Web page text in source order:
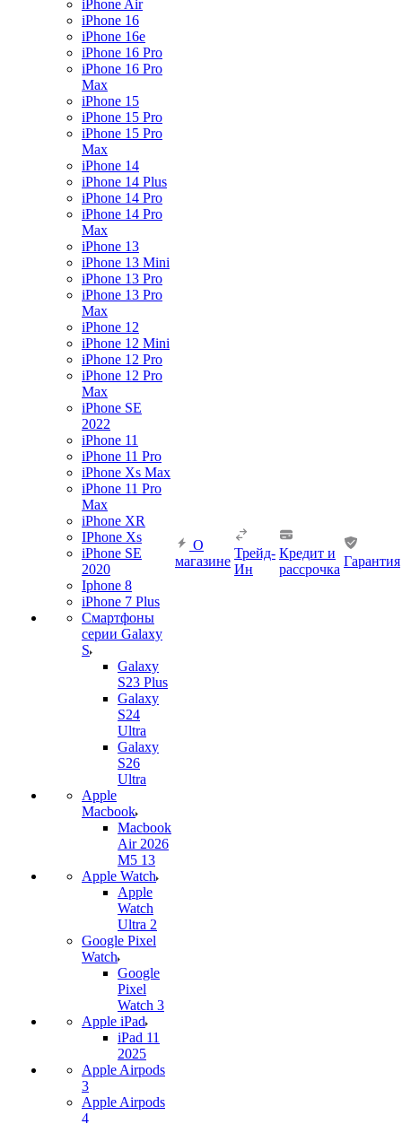
iPhone Air
iPhone 16
iPhone 16e
iPhone 16 Pro
iPhone 16 Pro
Max
iPhone 15
iPhone 15 Pro
iPhone 15 Pro
Max
iPhone 14
iPhone 14 Plus
iPhone 14 Pro
iPhone 14 Pro
Max
iPhone 13
iPhone 13 Mini
iPhone 13 Pro
iPhone 13 Pro
Max
iPhone 12
iPhone 12 Mini
iPhone 12 Pro
iPhone 12 Pro
Max
iPhone SE
2022
iPhone 11
iPhone 11 Pro
iPhone Xs Max
iPhone 11 Pro
Max
iPhone XR
IPhone Xs
iPhone SE
2020
Iphone 8
iPhone 7 Plus
Смартфоны
серии Galaxy
S
Galaxy
S23 Plus
Galaxy
S24
Ultra
Galaxy
S26
Ultra
Apple
Macbook
Macbook
Air 2026
M5 13
Apple Watch
Apple
Watch
Ultra 2
Google Pixel
Watch
Google
Pixel
Watch 3
Apple iPad
iPad 11
2025
Apple Airpods
3
Apple Airpods
4
О
магазине
Трейд-
Ин
Кредит и
рассрочка
Гарантия